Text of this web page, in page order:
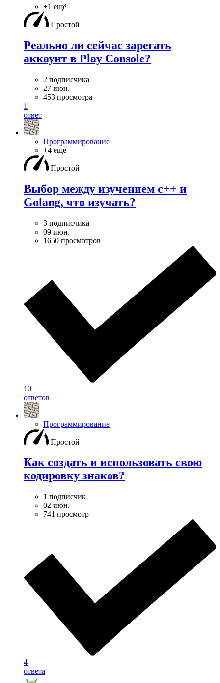
+1 ещё
Простой
Реально ли сейчас зарегать
аккаунт в Play Console?
2 подписчика
27 июн.
453 просмотра
1
ответ
Программирование
+4 ещё
Простой
Выбор между изучением c++ и
Golang, что изучать?
3 подписчика
09 июн.
1650 просмотров
10
ответов
Программирование
Простой
Как создать и использовать свою
кодировку знаков?
1 подписчик
02 июн.
741 просмотр
4
ответа